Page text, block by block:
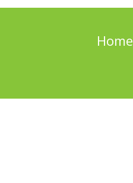
Home